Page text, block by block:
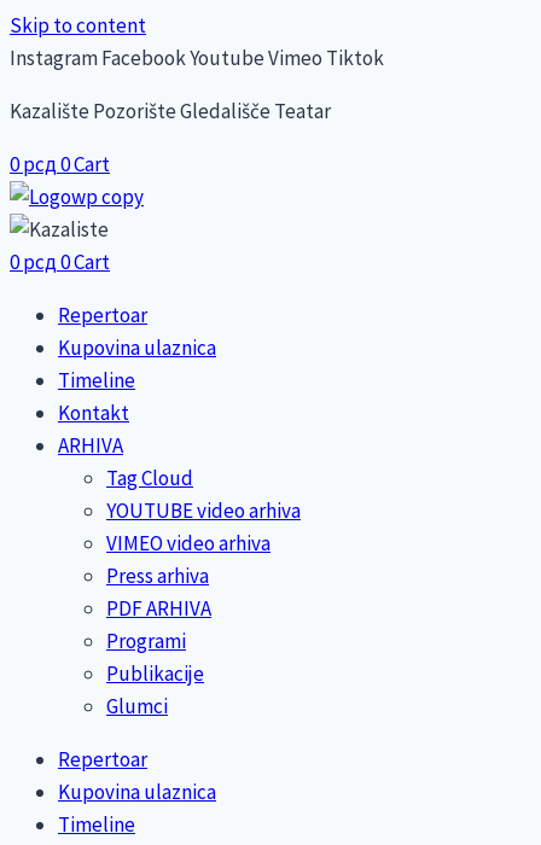
Skip to content
InstagramFacebookYoutubeVimeo Tiktok
Kazalište Pozorište Gledališče Teatar
0рсд0Cart
0рсд0Cart
Repertoar
Kupovina ulaznica
Timeline
Kontakt
ARHIVA
Tag Cloud
YOUTUBE video arhiva
VIMEO video arhiva
Press arhiva
PDF ARHIVA
Programi
Publikacije
Glumci
Repertoar
Kupovina ulaznica
Timeline